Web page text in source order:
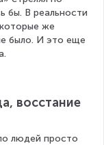
бы. В реальности
же
было. И это еще
восстание
людей просто